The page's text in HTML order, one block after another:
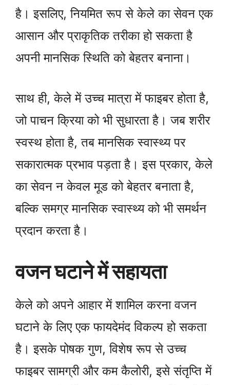
है। इसलिए, नियमित रूप से केले का सेवन एक
आसान और प्राकृतिक तरीका हो सकता है
अपनी मानसिक स्थिति को बेहतर बनाना।
साथ ही, केले में उच्च मात्रा में फाइबर होता है,
जो पाचन क्रिया को भी सुधारता है। जब शरीर
स्वस्थ होता है, तब मानसिक स्वास्थ्य पर
सकारात्मक प्रभाव पड़ता है। इस प्रकार, केले
का सेवन न केवल मूड को बेहतर बनाता है,
बल्कि समग्र मानसिक स्वास्थ्य को भी समर्थन
प्रदान करता है।
वजन घटाने में सहायता
केले को अपने आहार में शामिल करना वजन
घटाने के लिए एक फायदेमंद विकल्प हो सकता
है। इसके पोषक गुण, विशेष रूप से उच्च
फाइबर सामग्री और कम कैलोरी, इसे संतृप्ति में